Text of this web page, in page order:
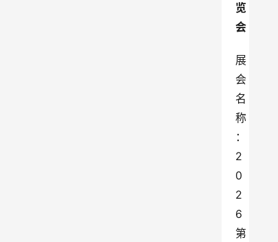
览
会
展
会
名
称
：
2
0
2
6
第